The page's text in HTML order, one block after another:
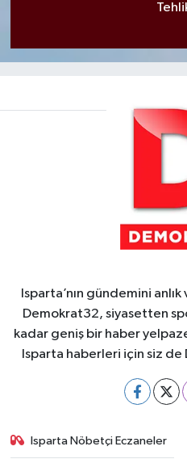
Isparta’nın gündemini
Demokrat32, siyasetten
kadar geniş bir haber
Isparta haberleri için siz
Isparta Nöbetçi Eczaneler